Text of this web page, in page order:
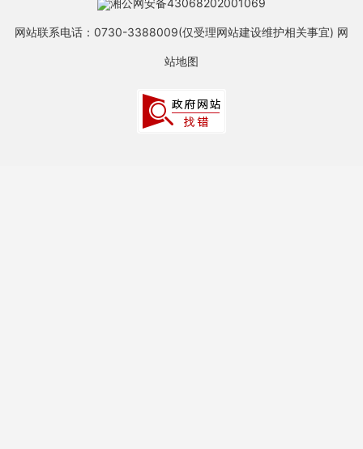
湘公网安备43068202001069
网站联系电话：0730-3388009(仅受理网站建设维护相关事宜) 网
站地图